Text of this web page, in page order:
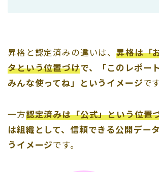
昇格と認定済みの違いは、昇格は「
タという位置づけで、「このレポー
みんな使ってね」というイメージです
一方認定済みは「公式」という位置
は組織として、信頼できる公開デー
うイメージです。